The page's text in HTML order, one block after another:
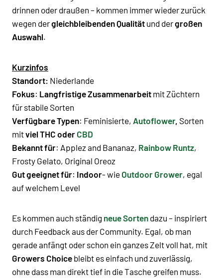
drinnen oder draußen – kommen immer wieder zurück
wegen dergleichbleibenden Qualität und dergroßen
Auswahl.
Kurzinfos
Standort: Niederlande
Fokus: Langfristige Zusammenarbeit mit Züchtern
für stabile Sorten
Verfügbare Typen: Feminisierte, Autoflower, Sorten
mitviel THC oder CBD
Bekannt für: Applez and Bananaz, Rainbow Runtz,
Frosty Gelato, Original Oreoz
Gut geeignet für: Indoor- wie Outdoor Grower, egal
auf welchem Level
Es kommen auch ständig neue Sorten dazu – inspiriert
durch Feedback aus der Community. Egal, ob man
gerade anfängt oder schon ein ganzes Zelt voll hat, mit
Growers Choice bleibt es einfach und zuverlässig,
ohne dass man direkt tief in die Tasche greifen muss.